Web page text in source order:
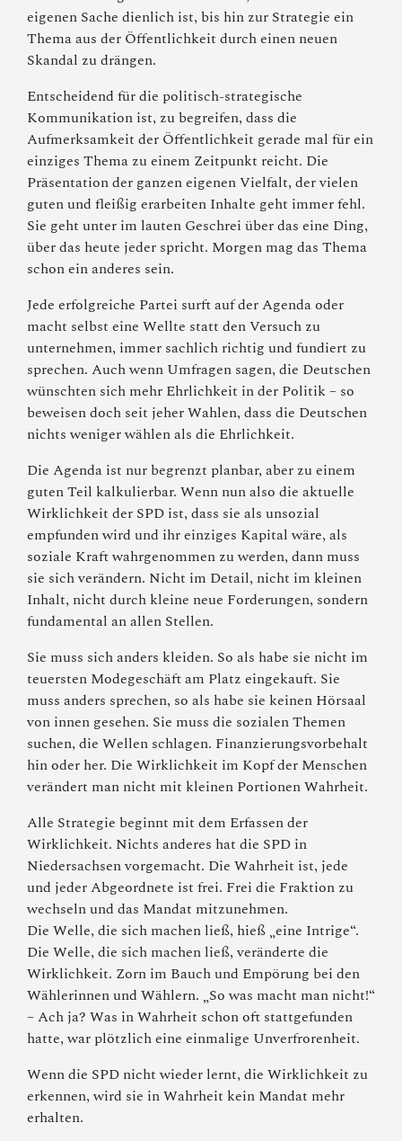
eigenen Sache dienlich ist, bis hin zur Strategie ein
Thema aus der Öffentlichkeit durch einen neuen
Skandal zu drängen.
Entscheidend für die politisch-strategische
Kommunikation ist, zu begreifen, dass die
Aufmerksamkeit der Öffentlichkeit gerade mal für ein
einziges Thema zu einem Zeitpunkt reicht. Die
Präsentation der ganzen eigenen Vielfalt, der vielen
guten und fleißig erarbeiten Inhalte geht immer fehl.
Sie geht unter im lauten Geschrei über das eine Ding,
über das heute jeder spricht. Morgen mag das Thema
schon ein anderes sein.
Jede erfolgreiche Partei surft auf der Agenda oder
macht selbst eine Wellte statt den Versuch zu
unternehmen, immer sachlich richtig und fundiert zu
sprechen. Auch wenn Umfragen sagen, die Deutschen
wünschten sich mehr Ehrlichkeit in der Politik – so
beweisen doch seit jeher Wahlen, dass die Deutschen
nichts weniger wählen als die Ehrlichkeit.
Die Agenda ist nur begrenzt planbar, aber zu einem
guten Teil kalkulierbar. Wenn nun also die aktuelle
Wirklichkeit der SPD ist, dass sie als unsozial
empfunden wird und ihr einziges Kapital wäre, als
soziale Kraft wahrgenommen zu werden, dann muss
sie sich verändern. Nicht im Detail, nicht im kleinen
Inhalt, nicht durch kleine neue Forderungen, sondern
fundamental an allen Stellen.
Sie muss sich anders kleiden. So als habe sie nicht im
teuersten Modegeschäft am Platz eingekauft. Sie
muss anders sprechen, so als habe sie keinen Hörsaal
von innen gesehen. Sie muss die sozialen Themen
suchen, die Wellen schlagen. Finanzierungsvorbehalt
hin oder her. Die Wirklichkeit im Kopf der Menschen
verändert man nicht mit kleinen Portionen Wahrheit.
Alle Strategie beginnt mit dem Erfassen der
Wirklichkeit. Nichts anderes hat die SPD in
Niedersachsen vorgemacht. Die Wahrheit ist, jede
und jeder Abgeordnete ist frei. Frei die Fraktion zu
wechseln und das Mandat mitzunehmen.
Die Welle, die sich machen ließ, hieß „eine Intrige“.
Die Welle, die sich machen ließ, veränderte die
Wirklichkeit. Zorn im Bauch und Empörung bei den
Wählerinnen und Wählern. „So was macht man nicht!“
– Ach ja? Was in Wahrheit schon oft stattgefunden
hatte, war plötzlich eine einmalige Unverfrorenheit.
Wenn die SPD nicht wieder lernt, die Wirklichkeit zu
erkennen, wird sie in Wahrheit kein Mandat mehr
erhalten.